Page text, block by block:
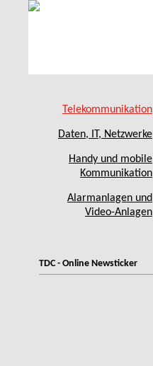
Telekommunikation
Daten, IT, Netzwerke
Handy und mobile
Kommunikation
Alarmanlagen und
Video-Anlagen
TDC - Online Newsticker